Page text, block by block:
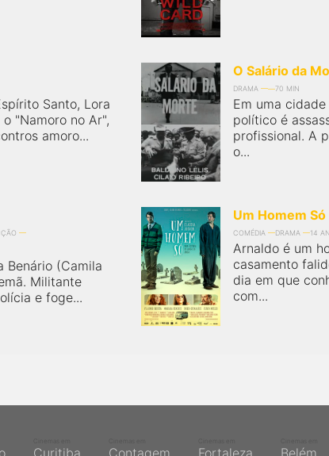
Santo, Lora
"Namoro no Ar",
amoro...
O Salário da
DRAMA 70 MIN
Em uma
político é
profissional. A
o...
Benário (Camila
Militante
e foge...
Um Homem Só
COMÉDIA DRAMA 14
Arnaldo é um
casamento
dia em que
com...
Curitiba Contagem Fortaleza Belém